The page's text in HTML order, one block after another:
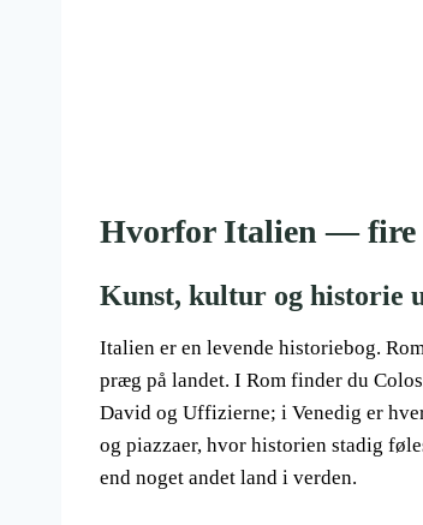
Hvorfor Italien — fire
Kunst, kultur og historie
Italien er en levende historiebog.
præg på landet. I Rom finder du
David og Uffizierne; i Venedig er
og piazzaer, hvor historien stadig
end noget andet land i verden.